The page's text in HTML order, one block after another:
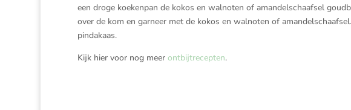
een droge koekenpan de kokos en walnoten of amandelschaafsel
over de kom en garneer met de kokos en walnoten of
pindakaas.
Kijk hier voor nog meer ontbijtrecepten.